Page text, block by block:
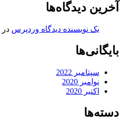
آخرین دیدگاه‌ها
یک نویسنده دیدگاه وردپرس در
بایگانی‌ها
سپتامبر 2022
نوامبر 2020
اکتبر 2020
دسته‌ها